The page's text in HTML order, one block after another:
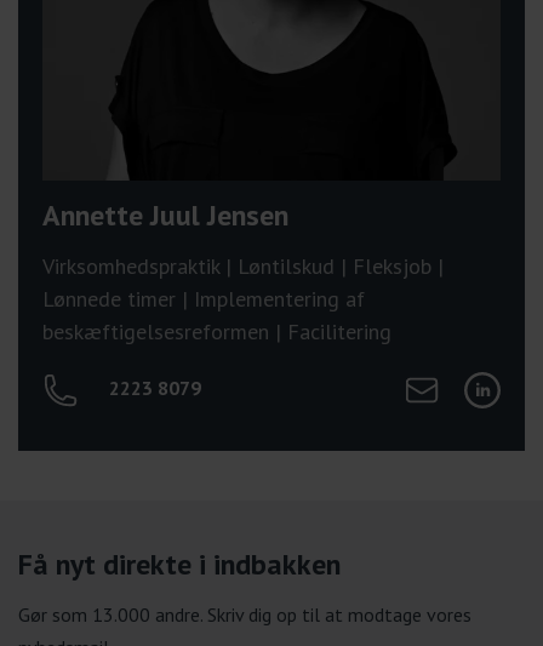
Annette Juul Jensen
Virksomhedspraktik | Løntilskud | Fleksjob |
Lønnede timer | Implementering af
beskæftigelsesreformen | Facilitering
2223 8079 Send mail til
Tilgå
Få nyt direkte i indbakken
Gør som 13.000 andre. Skriv dig op til at modtage vores